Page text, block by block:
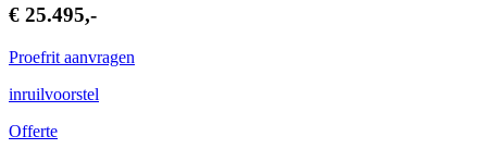
€ 25.495,-
Proefrit aanvragen
inruilvoorstel
Offerte